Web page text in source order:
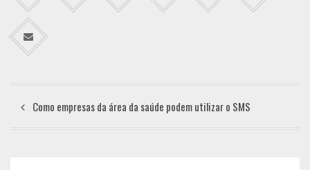
Como empresas da área da saúde podem utilizar o SMS